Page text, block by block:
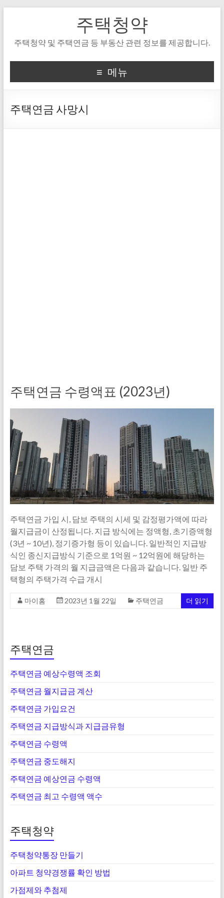
주택청약
주택청약 및 주택연금 등 부동산 관련 정보를 제공합니다.
메뉴
주택연금 사망시
주택연금 수령액표 (2023년)
주택연금 가입 시, 담보 주택의 시세 및 감정평가액에 따라
월지급금이 산정됩니다. 지급 방식에는 정액형, 초기증액형
(3년 ~ 10년), 정기증가형 등이 있습니다. 일반적인 지급방
식인 종신지급방식 기준으로 1억원 ~ 12억원에 해당하는
담보 주택 가격의 월 지급금액은 다음과 같습니다. 일반 주
택형의 주택가격 수급 개시
마이홈 2023년 1월 22일 주택연금 더 읽기
주택연금
주택연금 예상수령액 조회
주택연금 월지급금 계산
주택연금 가입요건
주택연금 지급방식과 지급금유형
주택연금 수령액
주택연금 중도해지
주택연금 예상연금 수령액
주택연금 최고 수령액 액수
주택청약
주택청약통장 만들기
아파트 청약경쟁률 확인 방법
가점제와 추첨제